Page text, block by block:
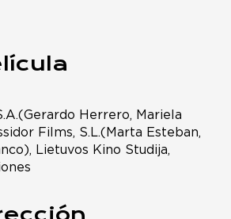
Herrero, Mariela
Films, S.L.(Marta Esteban,
Lietuvos Kino Studija,